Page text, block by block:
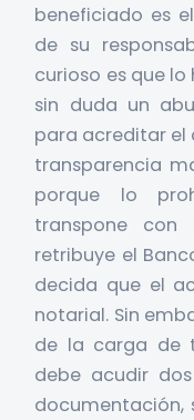
beneficiado es
de su
curioso es que
sin duda un
para acreditar
transparencia
porque lo
transpone
retribuye el
decida que el
notarial. Sin
de la carga de
debe acudir
documentación,